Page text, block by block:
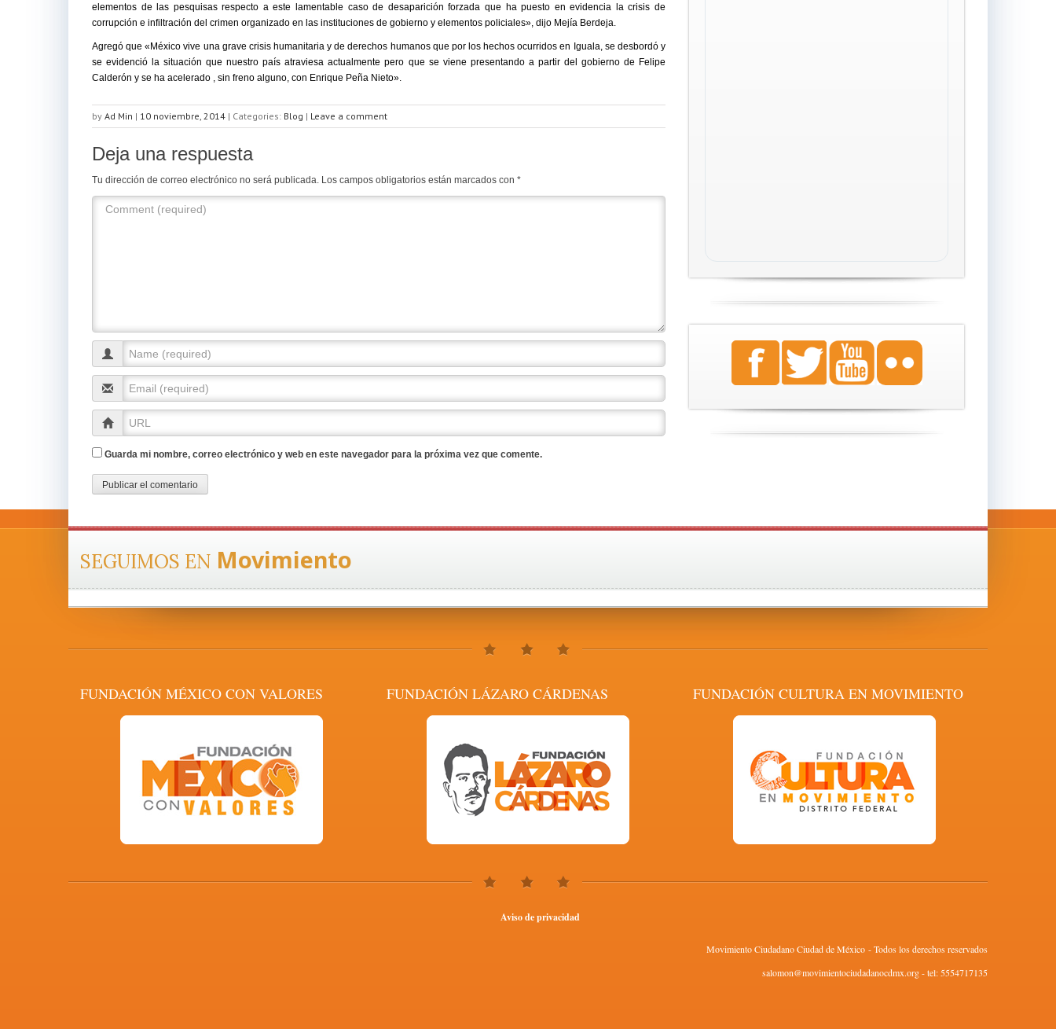
elementos de las pesquisas respecto a este lamentable caso de desaparición forzada que ha puesto en evidencia la crisis de
corrupción e infiltración del crimen organizado en las instituciones de gobierno y elementos policiales», dijo Mejía Berdeja.
Agregó que «México vive una grave crisis humanitaria y de derechos humanos que por los hechos ocurridos en Iguala, se desbordó y
se evidenció la situación que nuestro país atraviesa actualmente pero que se viene presentando a partir del gobierno de Felipe
Calderón y se ha acelerado , sin freno alguno, con Enrique Peña Nieto».
by Ad Min | 10 noviembre, 2014 | Categories: Blog | Leave a comment
Deja una respuesta
Tu dirección de correo electrónico no será publicada. Los campos obligatorios están marcados con *
Guarda mi nombre, correo electrónico y web en este navegador para la próxima vez que comente.
SEGUIMOS EN Movimiento
FUNDACIÓN MÉXICO CON VALORES FUNDACIÓN LÁZARO CÁRDENAS FUNDACIÓN CULTURA EN MOVIMIENTO
Aviso de privacidad
Movimiento Ciudadano Ciudad de México - Todos los derechos reservados
salomon@movimientociudadanocdmx.org - tel: 5554717135